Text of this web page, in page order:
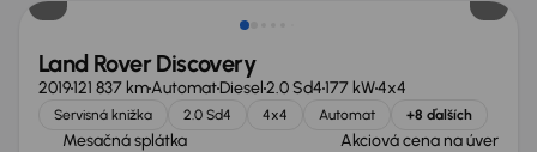
Land Rover Discovery
2019121 837 kmAutomatDiesel2.0 Sd4177 kW4x4
Servisná knižka 2.0 Sd4 4x4 Automat +8 ďalších
Mesačná splátka Akciová cena na úver